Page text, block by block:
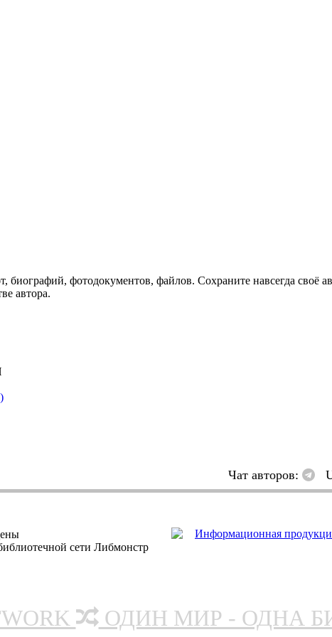
биографий, фотодокументов, файлов. Сохраните навсегда своё
автора.
Чат авторов:
сети Либмонстр
ОДИН МИР - ОДНА